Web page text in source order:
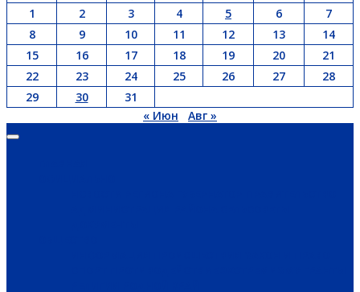
1
2 3 4 5 6
7
8
9 10 11 12 13
14
15
16 17 18 19 20
21
22
23 24 25 26 27
28
29
30
31
« Июн
Авг »
Основное